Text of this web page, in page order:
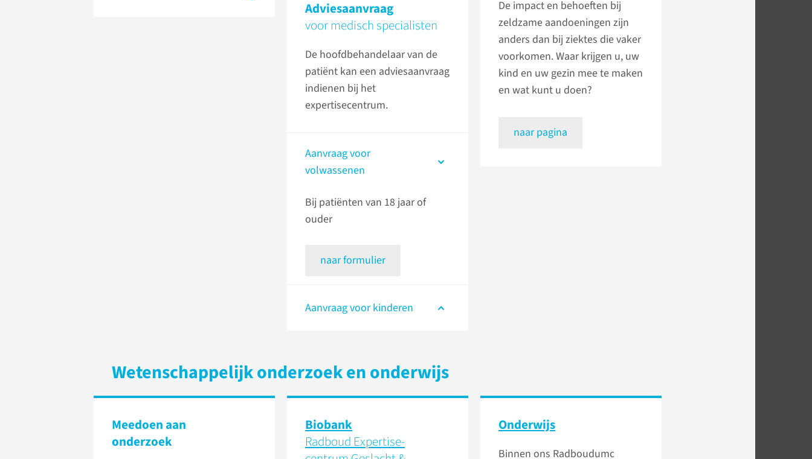
De impact en behoeften bij
zeldzame aandoeningen zijn
anders dan bij ziektes die vaker
voorkomen. Waar krijgen u, uw
kind en uw gezin mee te maken
en wat kunt u doen?
naar pagina
Adviesaanvraag
voor medisch specialisten
De hoofdbehandelaar van de
patiënt kan een adviesaanvraag
indienen bij het
expertisecentrum.
Aanvraag voor
volwassenen
Bij patiënten van 18 jaar of
ouder
naar formulier
Aanvraag voor kinderen
Wetenschappelijk onderzoek en onderwijs
Meedoen aan
onderzoek
Biobank
Radboud Expertise­
Onderwijs
Binnen ons Radboudumc